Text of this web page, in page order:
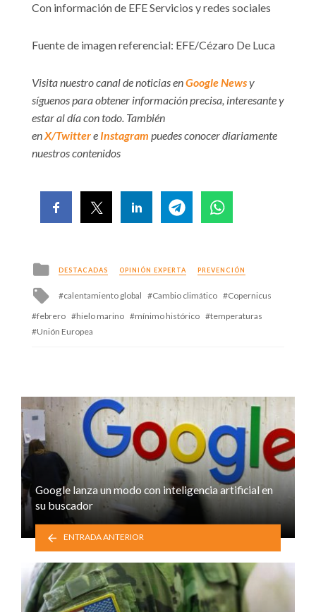
Con información de EFE Servicios y redes sociales
Fuente de imagen referencial: EFE/Cézaro De Luca
Visita nuestro canal de noticias enGoogle Newsy
síguenos para obtener información precisa, interesante y
estar al día con todo. También
enX/Twittere Instagram puedes conocer diariamente
nuestros contenidos
Posted
in
DESTACADAS OPINIÓN EXPERTA PREVENCIÓN
Tagged
calentamiento global Cambio climático
Copernicus
febrero
hielo marino mínimo histórico
temperaturas
Unión Europea
Google lanza un modo con inteligencia artificial en
su buscador
ENTRADA ANTERIOR